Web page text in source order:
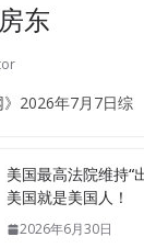
东
》2026年7月7日综
美国最高法院维持“
美国就是美国人！
2026年6月30日